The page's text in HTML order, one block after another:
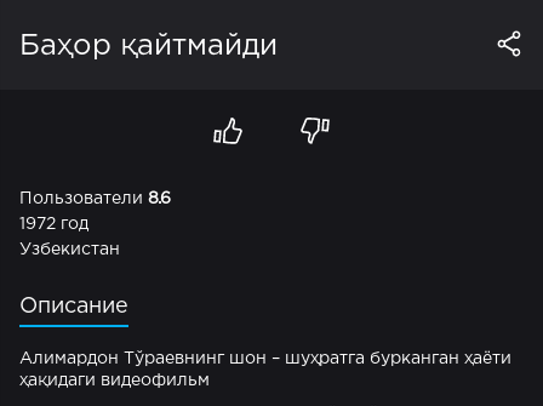
Баҳор қайтмайди
Пользователи 8.6
1972 год
Узбекистан
Описание
Алимардон Тўраевнинг шон – шуҳратга бурканган ҳаёти
ҳақидаги видеофильм